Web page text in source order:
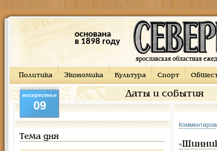
основана
в 1898 году
Политика Экономика Культура Спорт
Даты и события
воскресенье
09
Тема дня